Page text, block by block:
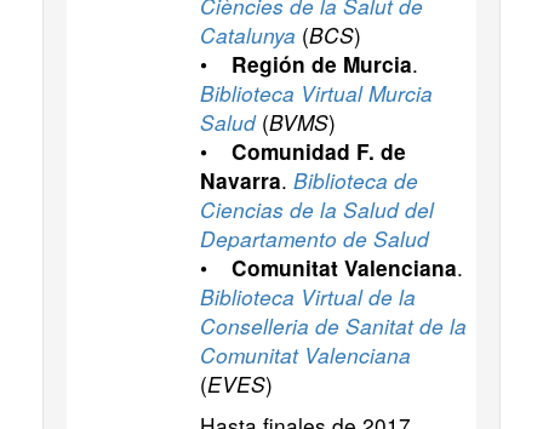
Catalunya (BCS)
• Región de Murcia.
Biblioteca Virtual Murcia
Salud(BVMS)
• Comunidad F. de
Navarra. Biblioteca de
Ciencias de la Salud del
Departamento de Salud
• Comunitat Valenciana.
Biblioteca Virtual de la
Conselleria de Sanitat de la
Comunitat Valenciana
(EVES)